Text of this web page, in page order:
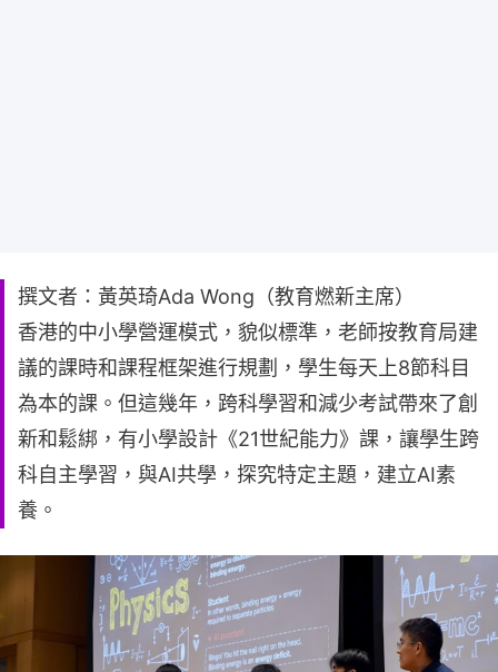
撰文者：黃英琦Ada Wong（教育燃新主席）
香港的中小學營運模式，貌似標準，老師按教育局建
議的課時和課程框架進行規劃，學生每天上8節科目
為本的課。但這幾年，跨科學習和減少考試帶來了創
新和鬆綁，有小學設計《21世紀能力》課，讓學生跨
科自主學習，與AI共學，探究特定主題，建立AI素
養。